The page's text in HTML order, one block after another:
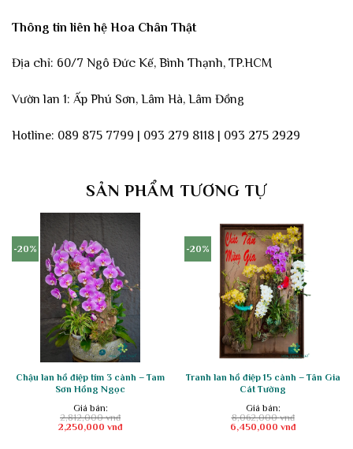
Thông tin liên hệ Hoa Chân Thật
Địa chỉ: 60/7 Ngô Đức Kế, Bình Thạnh, TP.HCM
Vườn lan 1: Ấp Phú Sơn, Lâm Hà, Lâm Đồng
Hotline: 089 875 7799 | 093 279 8118 | 093 275 2929
SẢN PHẨM TƯƠNG TỰ
-20%
Chậu lan hồ điệp tím 3 cành – Tam
Sơn Hồng Ngọc
Giá bán:
2,812,000vnđ
Giá
gốc
2,250,000 vnđ
Giá
hiện
-20%
Tranh lan hồ điệp 15 cành – Tân Gia
Cát Tường
Giá bán:
8,062,000vnđ
Giá
gốc
6,450,000 vnđ
Giá
hiện